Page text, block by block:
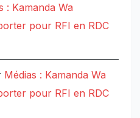
: Kamanda Wa
pour RFI en RDC
Médias : Kamanda Wa
pour RFI en RDC